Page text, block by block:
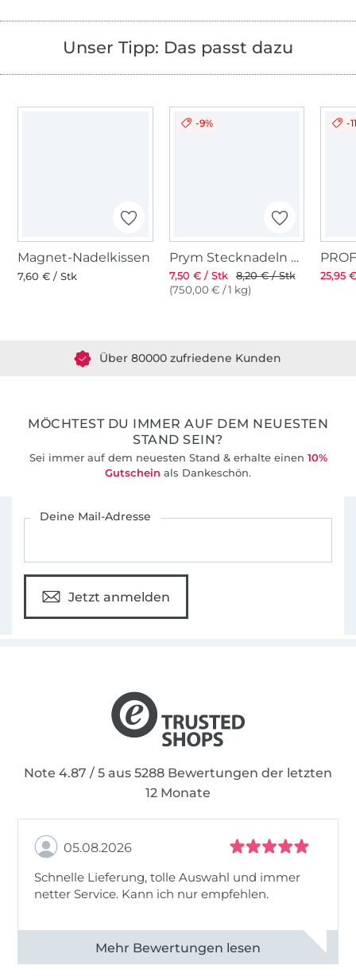
Unser Tipp: Das passt dazu
Magnet-Nadelkissen
7,60 € / Stk
-9%
Prym Stecknadeln mit Griff
7,50 € / Stk
8,20 € / Stk
(750,00 € / 1 kg)
-
25,95
MÖCHTEST DU IMMER AUF DEM NEUESTEN
STAND SEIN?
Sei immer auf dem neuesten Stand & erhalte einen 10%
Gutschein als Dankeschön.
Deine Mail-Adresse
Jetzt anmelden
Note 4.87 / 5 aus 5288 Bewertungen der letzten
12 Monate
05.08.2026
Schnelle Lieferung, tolle Auswahl und immer
netter Service. Kann ich nur empfehlen.
Alle 82930 Bewertungen ansehen